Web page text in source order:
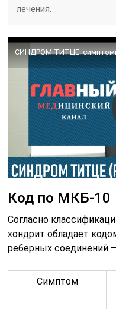
лечения.
Код по МКБ-10
Согласно
хондрит обладает
реберных соединений
Симптом